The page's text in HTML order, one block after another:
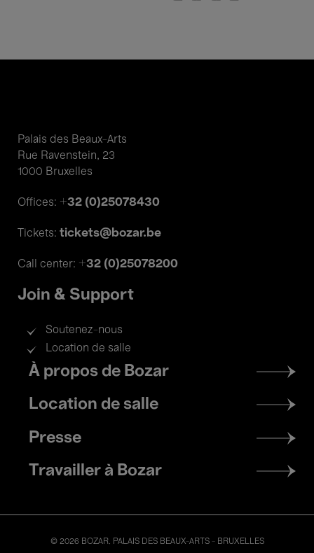
Palais des Beaux-Arts
Rue Ravenstein, 23
1000 Bruxelles
Offices: +32 (0)25078430
Tickets: tickets@bozar.be
Call center: +32 (0)25078200
Join & Support
Soutenez-nous
Location de salle
Footer
menu
À propos de Bozar
Location de salle
Presse
Travailler à Bozar
© 2026 BOZAR. PALAIS DES BEAUX-ARTS - BRUXELLES